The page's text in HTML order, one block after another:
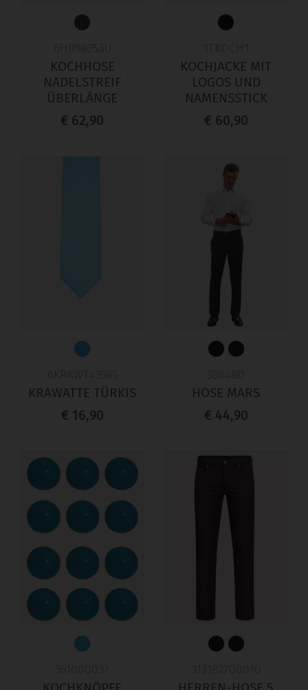
KOCHHOSE
NADELSTREIF
ÜBERLÄNGE
€ 62,90
KOCHJACKE MIT
LOGOS UND
NAMENSSTICK
€ 60,90
KRAWATTE TÜRKIS
€ 16,90
HOSE MARS
€ 44,90